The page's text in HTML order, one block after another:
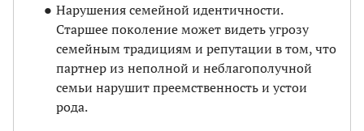
Нарушения семейной идентичности.
Старшее поколение может видеть угрозу
семейным традициям и репутации в том, что
партнер из неполной и неблагополучной
семьи нарушит преемственность и устои
рода.